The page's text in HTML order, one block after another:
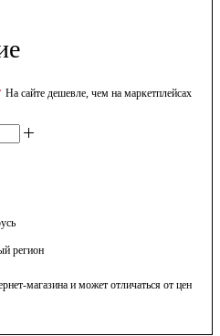
На сайте дешевле, чем на маркетплейсах
регион
магазина и может отличаться от цен